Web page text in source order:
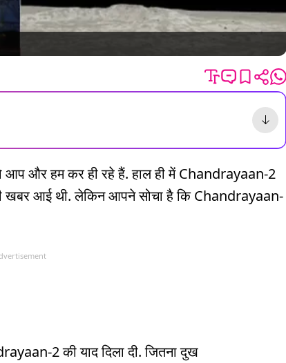
आप और हम कर ही रहे हैं. हाल ही में Chandrayaan-2
खबर आई थी. लेकिन आपने सोचा है कि Chandrayaan-
2 की याद दिला दी. जितना दुख